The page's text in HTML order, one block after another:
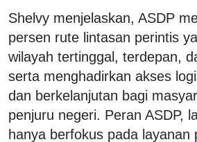
Shelvy menjelaskan, ASDP
persen rute lintasan perintis
wilayah tertinggal, terdepan,
serta menghadirkan akses
dan berkelanjutan bagi
penjuru negeri. Peran ASDP,
hanya berfokus pada layanan